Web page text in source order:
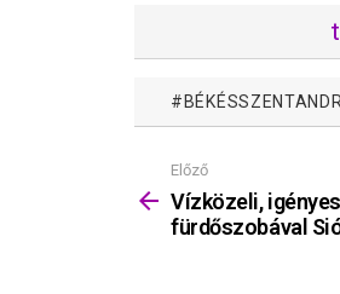
Mutass
többet
Előző
Vízközeli,
fürdőszobával